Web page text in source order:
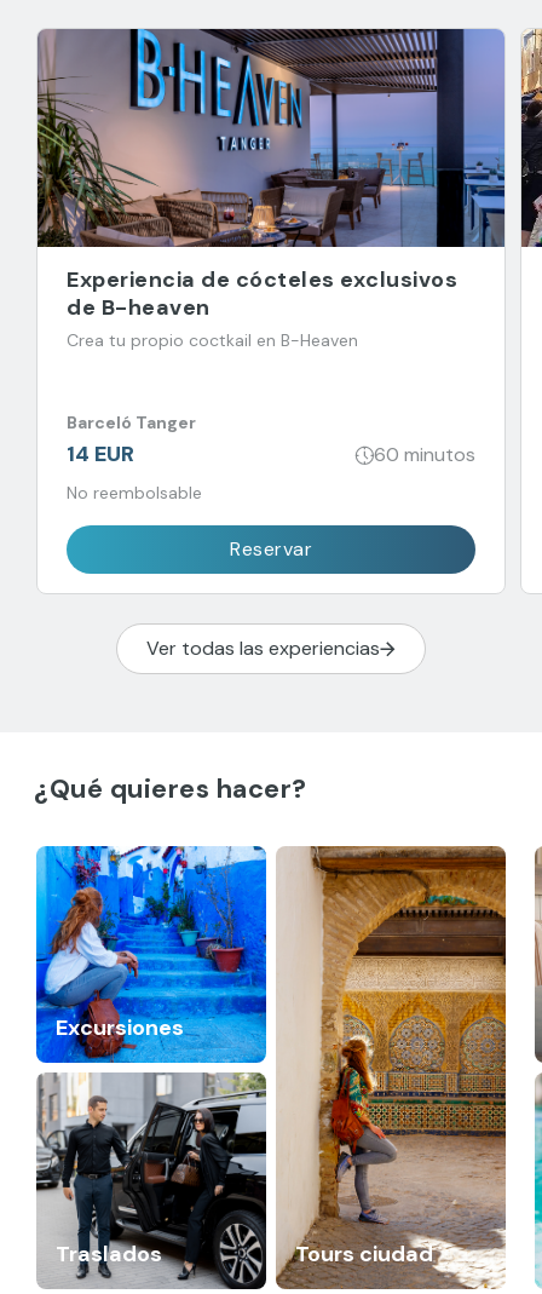
Experiencia de cócteles exclusivos
de B-heaven
Crea tu propio coctkail en B-Heaven
Barceló Tanger
14 EUR 60 minutos
No reembolsable
Reservar
Ver todas las experiencias
¿Qué quieres hacer?
Excursiones
Tours ciudad
Traslados